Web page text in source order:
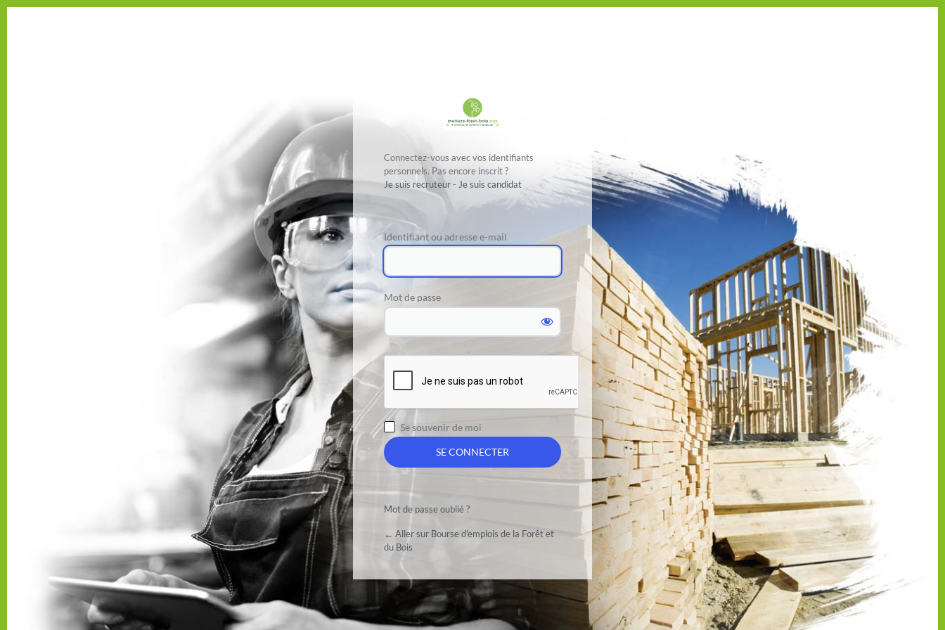
Connectez-vous avec vos identifiants
personnels. Pas encore inscrit ?
Je suis recruteur- Je suis candidat
Identifiant ou adresse e-mail
Mot de passe
Se souvenir de moi
Mot de passe oublié ?
← Aller sur Bourse d'emplois de la Forêt et
du Bois